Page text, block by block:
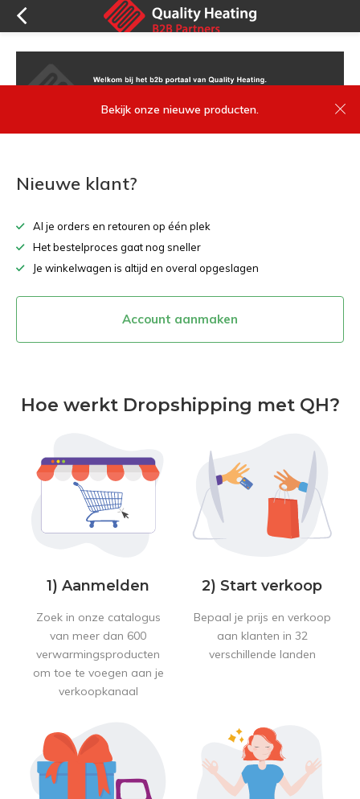
Bekijk onze nieuwe producten.
Nieuwe klant?
Al je orders en retouren op één plek
Het bestelproces gaat nog sneller
Je winkelwagen is altijd en overal opgeslagen
Account aanmaken
Hoe werkt Dropshipping met QH?
1) Aanmelden
Zoek in onze catalogus
van meer dan 600
verwarmingsproducten
om toe te voegen aan je
verkoopkanaal
2) Start verkoop
Bepaal je prijs en verkoop
aan klanten in 32
verschillende landen